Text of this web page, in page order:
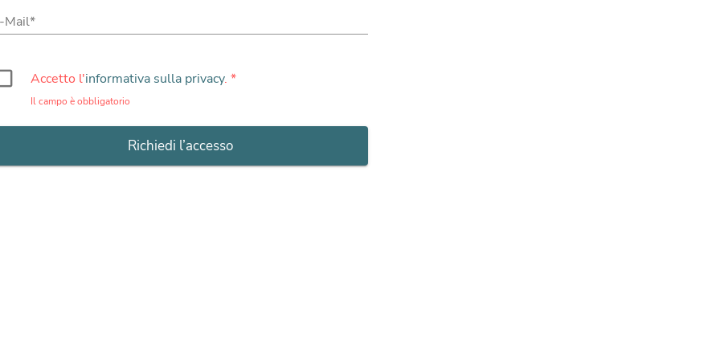
Mail
Accetto l'informativa sulla privacy.
Il campo è obbligatorio
Richiedi l’accesso